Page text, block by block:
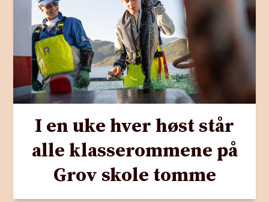
I en uke hver høst står
alle klasserommene på
Grov skole tomme